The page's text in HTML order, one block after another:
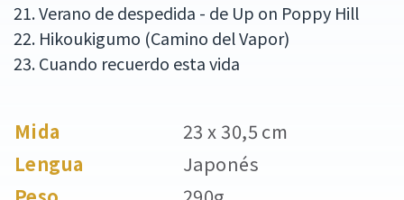
21. Verano de despedida - de Up on Poppy Hill
22. Hikoukigumo (Camino del Vapor)
23. Cuando recuerdo esta vida
Mida
23 x 30,5 cm
Lengua
Japonés